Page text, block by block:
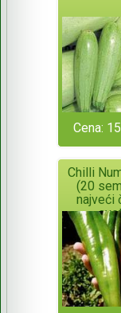
Cena:
Chilli
(20
najveći